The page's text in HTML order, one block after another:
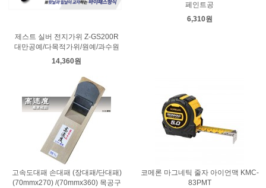
제스트 실버 전지가위 Z-GS200R
대만공예/다목적가위/원예/과수원
14,360원
페인트공
6,310원
고속도대패 손대패 (장대패/단대패)
(70mmx270) /(70mmx360) 목공구
코메론 마그네틱 줄자 아이언맥 KMC-
83PMT